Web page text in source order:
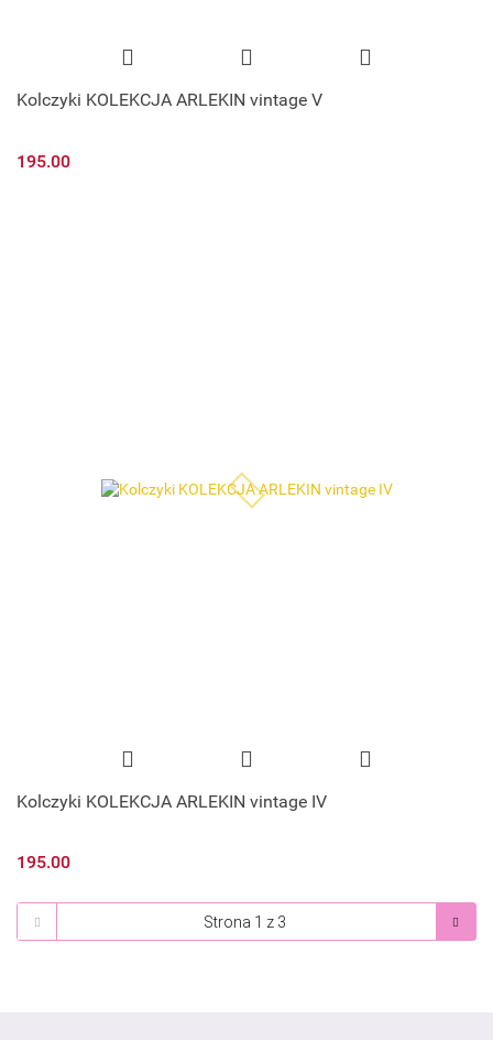
Kolczyki KOLEKCJA ARLEKIN vintage V
195.00
Kolczyki KOLEKCJA ARLEKIN vintage IV
195.00